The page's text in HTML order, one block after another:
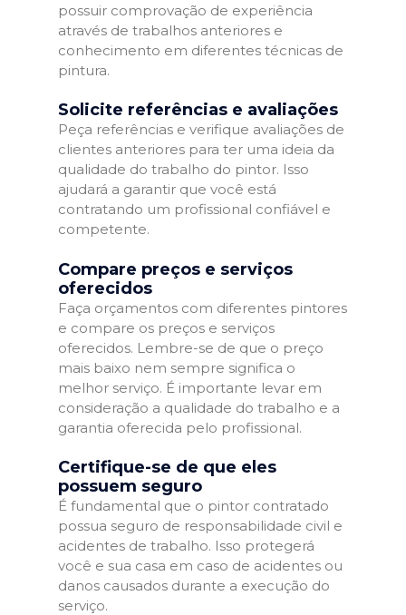
possuir comprovação de experiência
através de trabalhos anteriores e
conhecimento em diferentes técnicas de
pintura.
Solicite referências e avaliações
Peça referências e verifique avaliações de
clientes anteriores para ter uma ideia da
qualidade do trabalho do pintor. Isso
ajudará a garantir que você está
contratando um profissional confiável e
competente.
Compare preços e serviços
oferecidos
Faça orçamentos com diferentes pintores
e compare os preços e serviços
oferecidos. Lembre-se de que o preço
mais baixo nem sempre significa o
melhor serviço. É importante levar em
consideração a qualidade do trabalho e a
garantia oferecida pelo profissional.
Certifique-se de que eles
possuem seguro
É fundamental que o pintor contratado
possua seguro de responsabilidade civil e
acidentes de trabalho. Isso protegerá
você e sua casa em caso de acidentes ou
danos causados durante a execução do
serviço.